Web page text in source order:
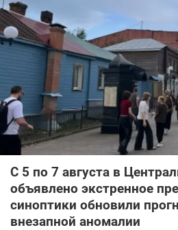
С 5 по 7 августа в
объявлено экстренное
синоптики обновили
внезапной аномалии